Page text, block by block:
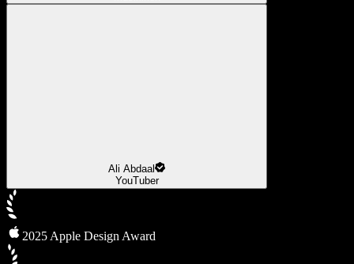
Ali Abdaal
YouTuber
2025 Apple Design Award